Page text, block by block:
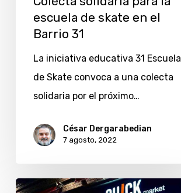
escuela de skate en el
Barrio 31
La iniciativa educativa 31 Escuela
de Skate convoca a una colecta
solidaria por el próximo…
César Dergarabedian
7 agosto, 2022
Quick: